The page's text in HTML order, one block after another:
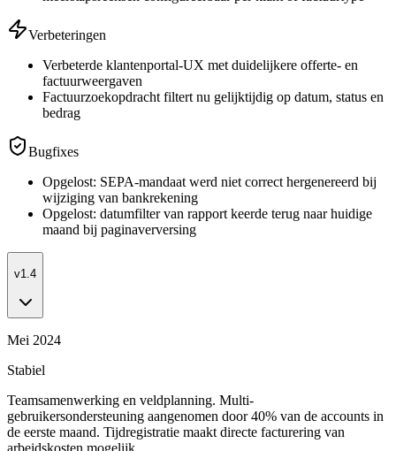
Verbeteringen
Verbeterde klantenportal-UX met duidelijkere offerte- en
factuurweergaven
Factuurzoekopdracht filtert nu gelijktijdig op datum, status en
bedrag
Bugfixes
Opgelost: SEPA-mandaat werd niet correct hergenereerd bij
wijziging van bankrekening
Opgelost: datumfilter van rapport keerde terug naar huidige
maand bij paginaverversing
v1.4
Mei 2024
Stabiel
Teamsamenwerking en veldplanning. Multi-
gebruikersondersteuning aangenomen door 40% van de accounts in
de eerste maand. Tijdregistratie maakt directe facturering van
arbeidskosten mogelijk.